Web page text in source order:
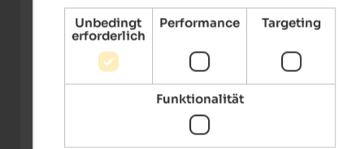
Mehr als 650 ausgewählte Unterkünfte
Über 4.000 echte Bewertungen pro Jahr
Die größte Erfahrung am Südtiroler Reisemarkt
Unbedingt
erforderlich
Performance Targeting
Funktionalität